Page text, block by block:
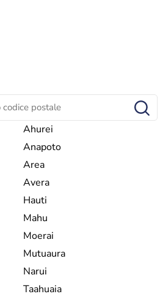
Ahurei
Anapoto
Area
Avera
Hauti
Mahu
Moerai
Mutuaura
Narui
Taahuaia